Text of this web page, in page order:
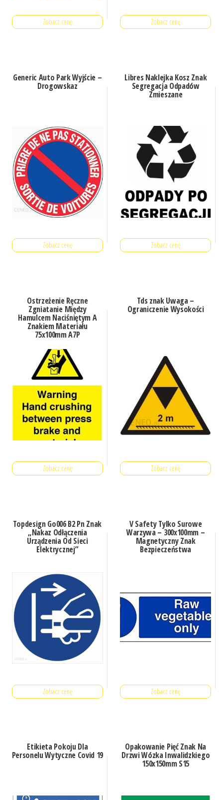
Zobacz cenę Zobacz cenę
Generic Auto Park Wyjście –
Drogowskaz
Zobacz cenę
Libres Naklejka Kosz Znak
Segregacja Odpadów
Zmieszane
Zobacz cenę
Ostrzeżenie Ręczne
Zgniatanie Między
Hamulcem Naciśniętym A
Znakiem Materiału
75x100mm A7P
Zobacz cenę
Tds znak Uwaga –
Ograniczenie Wysokości
Zobacz cenę
Topdesign Go006 B2 Pn Znak
„Nakaz Odłączenia
Urządzenia Od Sieci
Elektrycznej”
Zobacz cenę
V Safety Tylko Surowe
Warzywa – 300x100mm –
Magnetyczny Znak
Bezpieczeństwa
Zobacz cenę
Etikieta Pokoju Dla
Personelu Wytyczne Covid 19
Opakowanie Pięć Znak Na
Drzwi Wózka Inwalidzkiego
150x150mm S15